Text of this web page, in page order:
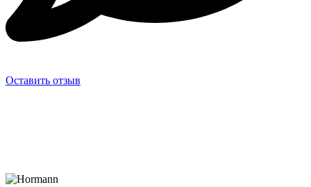
Оставить отзыв